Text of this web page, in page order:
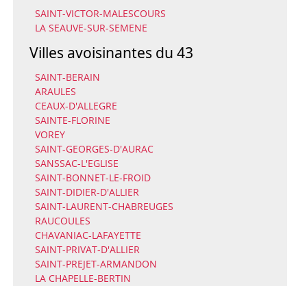
SAINT-VICTOR-MALESCOURS
LA SEAUVE-SUR-SEMENE
Villes avoisinantes du 43
SAINT-BERAIN
ARAULES
CEAUX-D'ALLEGRE
SAINTE-FLORINE
VOREY
SAINT-GEORGES-D'AURAC
SANSSAC-L'EGLISE
SAINT-BONNET-LE-FROID
SAINT-DIDIER-D'ALLIER
SAINT-LAURENT-CHABREUGES
RAUCOULES
CHAVANIAC-LAFAYETTE
SAINT-PRIVAT-D'ALLIER
SAINT-PREJET-ARMANDON
LA CHAPELLE-BERTIN